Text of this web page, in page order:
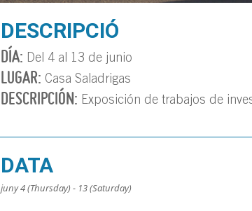
DESCRIPCIÓ
DÍA: Del 4 al 13 de junio
LUGAR: Casa Saladrigas
DESCRIPCIÓN: Exposición de trabajos de
DATA
juny 4 (Thursday) - 13 (Saturday)